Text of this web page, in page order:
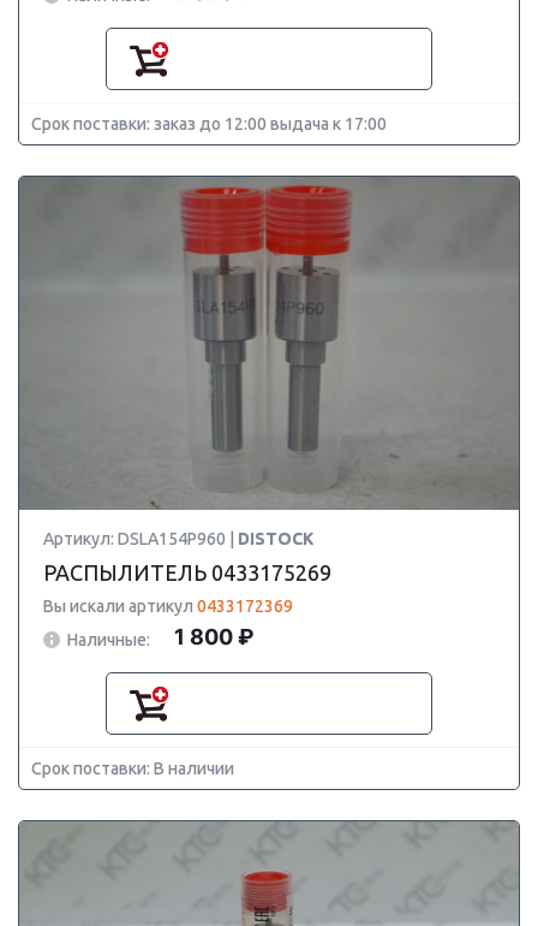
Срок поставки: заказ до 12:00 выдача к 17:00
Артикул: DSLA154P960 | DISTOCK
РАСПЫЛИТЕЛЬ 0433175269
Вы искали артикул 0433172369
Наличные:
1 800 ₽
Срок поставки: В наличии